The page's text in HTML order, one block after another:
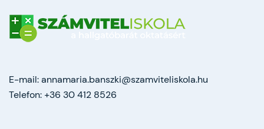
E-mail:annamaria.banszki@szamviteliskola.hu
Telefon: +36 30 412 8526